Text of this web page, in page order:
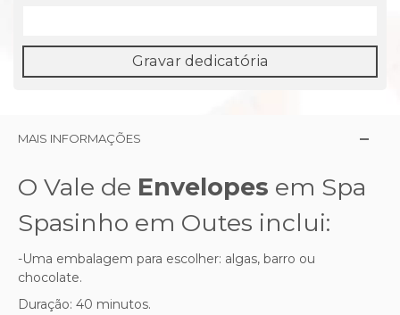
Gravar dedicatória
MAIS INFORMAÇÕES
O Vale de Envelopes em Spa
Spasinho em Outes inclui:
-Uma embalagem para escolher: algas, barro ou
chocolate.
Duração: 40 minutos.